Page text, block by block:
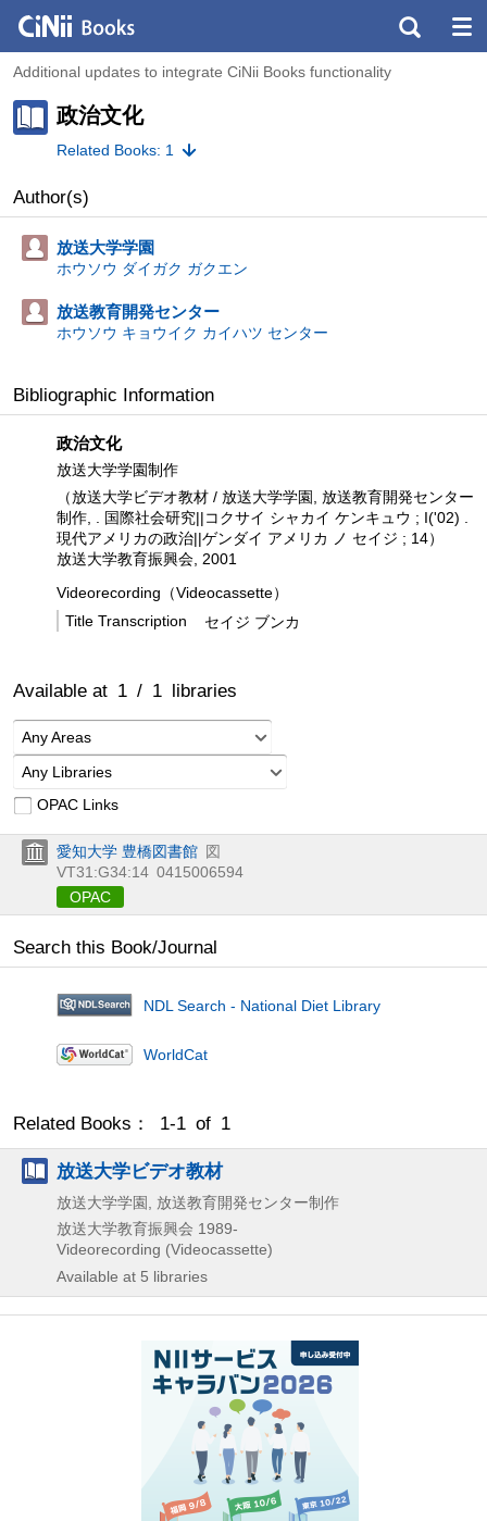
Additional updates to integrate CiNii Books functionality
政治文化
Related Books: 1
Author(s)
放送大学学園
ホウソウ ダイガク ガクエン
放送教育開発センター
ホウソウ キョウイク カイハツ センター
Bibliographic Information
政治文化
放送大学学園制作
（放送大学ビデオ教材 / 放送大学学園, 放送教育開発センター
制作, . 国際社会研究||コクサイ シャカイ ケンキュウ ; I('02) .
現代アメリカの政治||ゲンダイ アメリカ ノ セイジ ; 14）
放送大学教育振興会, 2001
Videorecording（Videocassette）
Title Transcription
セイジ ブンカ
Available at 1 / 1 libraries
Any Areas
Any Libraries
OPAC Links
愛知大学 豊橋図書館 図
VT31:G34:14 0415006594
OPAC
Search this Book/Journal
NDL Search - National Diet Library
WorldCat
Related Books： 1-1 of 1
放送大学ビデオ教材
放送大学学園, 放送教育開発センター制作
放送大学教育振興会 1989-
Videorecording (Videocassette)
Available at 5 libraries